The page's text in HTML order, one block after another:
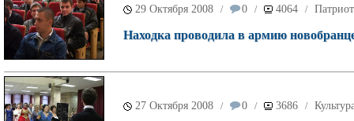
29 Октября 2008 / 0 / 4064 / Патриот
Находка проводила в армию
27 Октября 2008 / 0 / 3686 /